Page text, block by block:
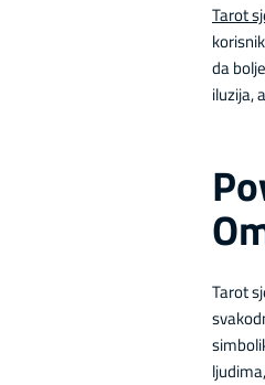
Tarot
da
iluzija,
Tarot